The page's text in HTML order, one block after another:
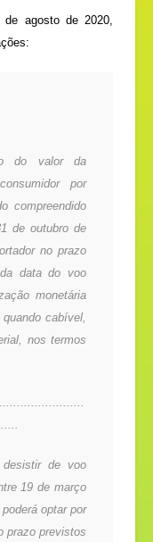
de agosto de 2020,
do valor da
por
compreendido
de outubro de
no prazo
data do voo
monetária
cabível,
nos termos
de voo
19 de março
optar por
prazo previstos